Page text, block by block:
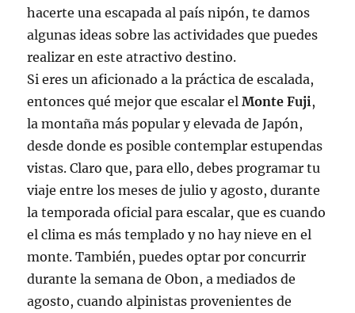
hacerte una escapada al país nipón, te damos
algunas ideas sobre las actividades que puedes
realizar en este atractivo destino.
Si eres un aficionado a la práctica de escalada,
entonces qué mejor que escalar elMonte Fuji,
la montaña más popular y elevada de Japón,
desde donde es posible contemplar estupendas
vistas. Claro que, para ello, debes programar tu
viaje entre los meses de julio y agosto, durante
la temporada oficial para escalar, que es cuando
el clima es más templado y no hay nieve en el
monte. También, puedes optar por concurrir
durante la semana de Obon, a mediados de
agosto, cuando alpinistas provenientes de